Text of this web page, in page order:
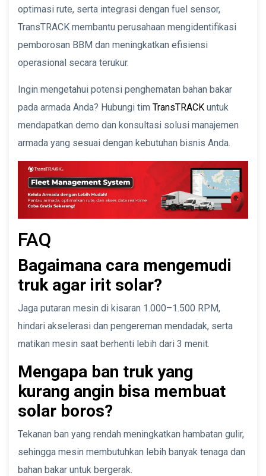
optimasi rute, serta integrasi dengan fuel sensor,
TransTRACK membantu perusahaan mengidentifikasi
pemborosan BBM dan meningkatkan efisiensi
operasional secara terukur.
Ingin mengetahui potensi penghematan bahan bakar
pada armada Anda? Hubungi tim TransTRACK untuk
mendapatkan demo dan konsultasi solusi manajemen
armada yang sesuai dengan kebutuhan bisnis Anda.
FAQ
Bagaimana cara mengemudi
truk agar irit solar?
Jaga putaran mesin di kisaran 1.000–1.500 RPM,
hindari akselerasi dan pengereman mendadak, serta
matikan mesin saat berhenti lebih dari 3 menit.
Mengapa ban truk yang
kurang angin bisa membuat
solar boros?
Tekanan ban yang rendah meningkatkan hambatan gulir,
sehingga mesin membutuhkan lebih banyak tenaga dan
bahan bakar untuk bergerak.